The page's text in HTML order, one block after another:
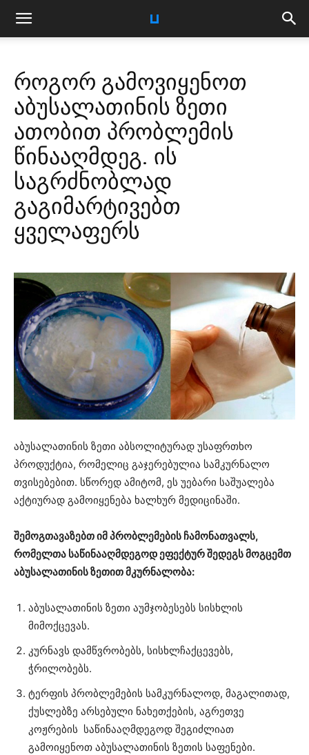
როგორ გამოვიყენოთ
აბუსალათინის ზეთი
ათობით პრობლემის
წინააღმდეგ. ის
საგრძნობლად
გაგიმარტივებთ
ყველაფერს
აბუსალათინის ზეთი აბსოლიტურად უსაფრთხო
პროდუქტია, რომელიც გაჯერებულია სამკურნალო
თვისებებით. სწორედ ამიტომ, ეს უებარი საშუალება
აქტიურად გამოიყენება ხალხურ მედიცინაში.
შემოგთავაზებთ იმ პრობლემების ჩამონათვალს,
რომელთა საწინააღმდეგოდ ეფექტურ შედეგს მოგცემთ
აბუსალათინის ზეთით მკურნალობა:
აბუსალათინის ზეთი აუმჯობესებს სისხლის
მიმოქცევას.
კურნავს დამწვრობებს, სისხლჩაქცევებს,
ჭრილობებს.
ტერფის პრობლემების სამკურნალოდ, მაგალითად,
ქუსლებზე არსებული ნახეთქების, აგრეთვე
კოჟრების საწინააღმდეგოდ შეგიძლიათ
გამოიყენოთ აბუსალათინის ზეთის საფენები.